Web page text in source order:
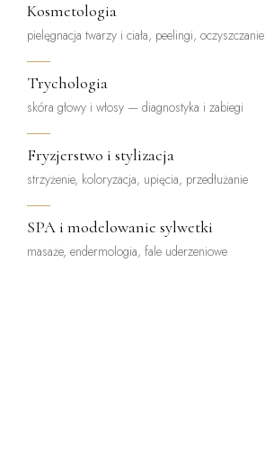
Kosmetologia
pielęgnacja twarzy i ciała, peelingi, oczyszczanie
Trychologia
skóra głowy i włosy — diagnostyka i zabiegi
Fryzjerstwo i stylizacja
strzyżenie, koloryzacja, upięcia, przedłużanie
SPA i modelowanie sylwetki
masaże, endermologia, fale uderzeniowe